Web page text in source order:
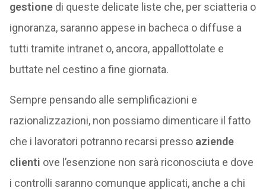
gestionedi queste delicate liste che, per sciatteria o
ignoranza, saranno appese in bacheca o diffuse a
tutti tramite intranet o, ancora, appallottolate e
buttate nel cestino a fine giornata.
Sempre pensando alle semplificazioni e
razionalizzazioni, non possiamo dimenticare il fatto
che i lavoratori potranno recarsi presso aziende
clienti ove l’esenzione non sarà riconosciuta e dove
i controlli saranno comunque applicati, anche a chi